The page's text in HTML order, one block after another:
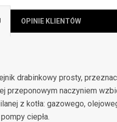
OPINIE KLIENTÓW
drabinkowy prosty,
przeponowym naczyniem
z kotła: gazowego,
ciepła.